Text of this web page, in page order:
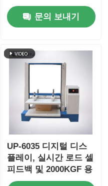
업 강도 검사기
문의 보내기
UP-6035 디지털 디스
플레이, 실시간 로드 셀
피드백 및 2000KGF 용
량